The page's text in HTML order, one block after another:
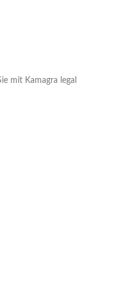
mit Kamagra legal